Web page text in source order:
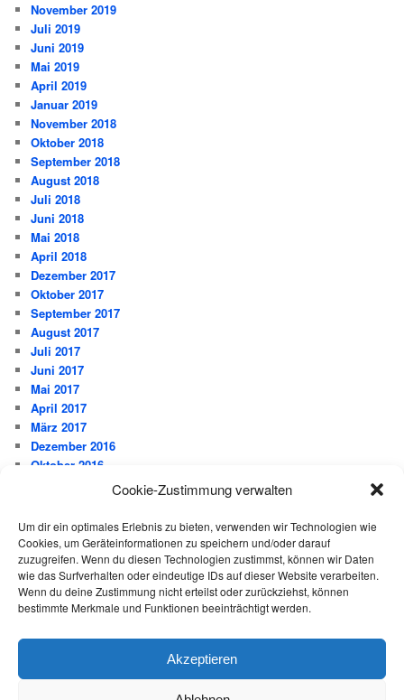
Cookie-Zustimmung verwalten
Um dir ein optimales Erlebnis zu bieten, verwenden wir Technologien wie
Cookies, um Geräteinformationen zu speichern und/oder darauf
zuzugreifen. Wenn du diesen Technologien zustimmst, können wir Daten
wie das Surfverhalten oder eindeutige IDs auf dieser Website verarbeiten.
Wenn du deine Zustimmung nicht erteilst oder zurückziehst, können
bestimmte Merkmale und Funktionen beeinträchtigt werden.
Akzeptieren
November 2019
Juli 2019
Juni 2019
Mai 2019
April 2019
Januar 2019
November 2018
Oktober 2018
September 2018
August 2018
Juli 2018
Juni 2018
Mai 2018
April 2018
Dezember 2017
Oktober 2017
September 2017
August 2017
Juli 2017
Juni 2017
Mai 2017
April 2017
März 2017
Dezember 2016
Oktober 2016
September 2016
Juni 2016
Mai 2016
März 2016
Februar 2016
Januar 2016
Dezember 2015
November 2015